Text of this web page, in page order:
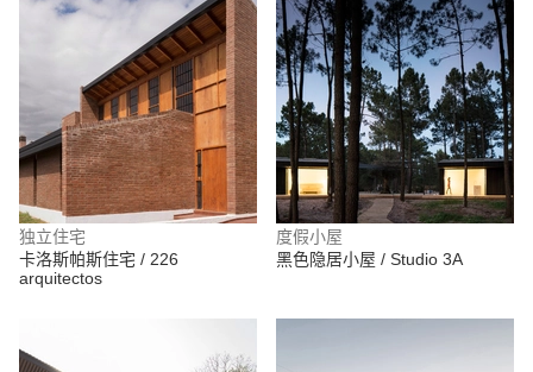
独立住宅
卡洛斯帕斯住宅 / 226
arquitectos
度假小屋
黑色隐居小屋 / Studio 3A